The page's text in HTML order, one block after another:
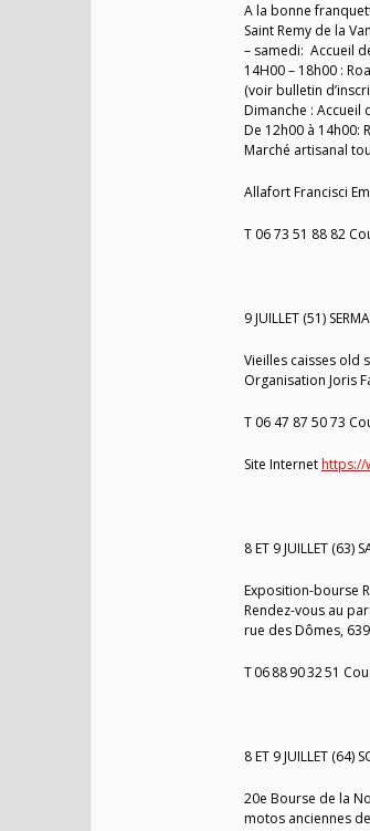
A la bonne
Saint Remy de la
– samedi: Accueil
14H00 – 18h00 :
(voir bulletin
Dimanche : Accueil
De 12h00 à 14h00:
Marché artisanal
Allafort Francisci
T 06 73 51 88 82
9 JUILLET (51)
Vieilles caisses old
Organisation Joris
T 06 47 87 50 73
Site Internethttps://
8 ET 9 JUILLET (63)
Exposition-bourse
Rendez-vous au
rue des Dômes,
T 06 88 90 32 51
8 ET 9 JUILLET (64)
20e Bourse de la
motos anciennes